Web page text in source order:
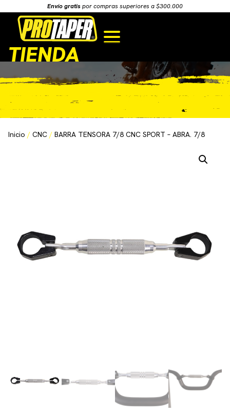
Envío gratis por compras superiores a $300.000
TIENDA
Inicio / CNC / BARRA TENSORA 7/8 CNC SPORT – ABRA. 7/8